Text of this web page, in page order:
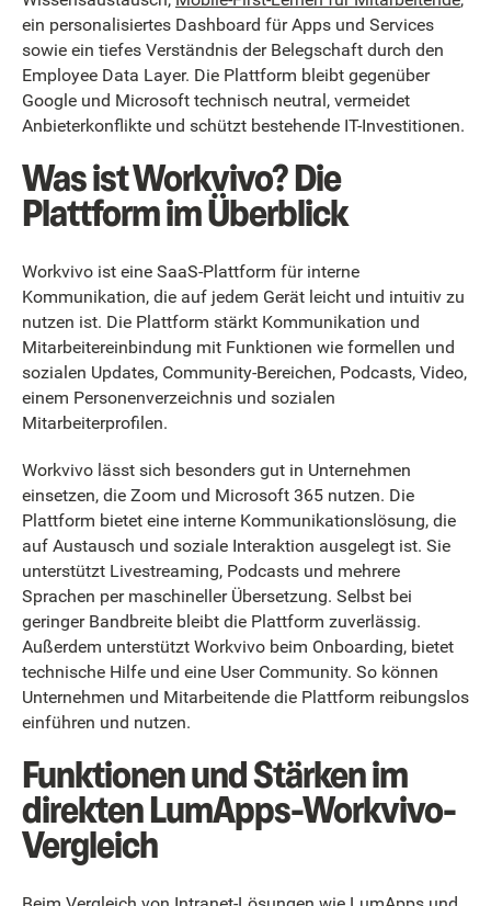
ein personalisiertes Dashboard für Apps und Services
sowie ein tiefes Verständnis der Belegschaft durch den
Employee Data Layer. Die Plattform bleibt gegenüber
Google und Microsoft technisch neutral, vermeidet
Anbieter­konflikte und schützt bestehende IT-Investitionen.
Was ist Workvivo? Die
Plattform im Überblick
Workvivo ist eine SaaS-Plattform für interne
Kommunikation, die auf jedem Gerät leicht und intuitiv zu
nutzen ist. Die Plattform stärkt Kommunikation und
Mitarbeitereinbindung mit Funktionen wie formellen und
sozialen Updates, Community-Bereichen, Podcasts, Video,
einem Personenverzeichnis und sozialen
Mitarbeiterprofilen.
Workvivo lässt sich besonders gut in Unternehmen
einsetzen, die Zoom und Microsoft 365 nutzen. Die
Plattform bietet eine interne Kommunikationslösung, die
auf Austausch und soziale Interaktion ausgelegt ist. Sie
unterstützt Livestreaming, Podcasts und mehrere
Sprachen per maschineller Übersetzung. Selbst bei
geringer Bandbreite bleibt die Plattform zuverlässig.
Außerdem unterstützt Workvivo beim Onboarding, bietet
technische Hilfe und eine User Community. So können
Unternehmen und Mitarbeitende die Plattform reibungslos
einführen und nutzen.
Funktionen und Stärken im
direkten LumApps-Workvivo-
Vergleich